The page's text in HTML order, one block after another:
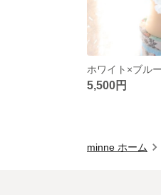
5,500円
minne ホーム